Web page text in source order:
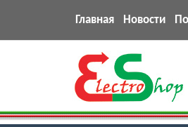
Главная Новости